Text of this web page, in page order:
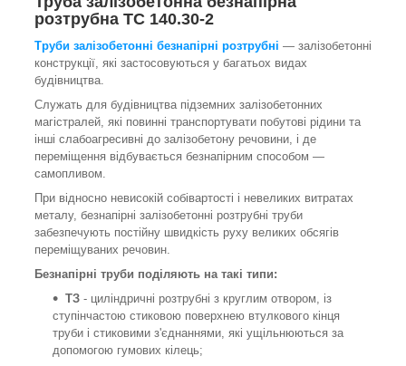
розтрубна ТС 140.30-2
Труби залізобетонні безнапірні розтрубні — залізобетонні
конструкції, які застосовуються у багатьох видах
будівництва.
Служать для будівництва підземних залізобетонних
магістралей, які повинні транспортувати побутові рідини та
інші слабоагресивні до залізобетону речовини, і де
переміщення відбувається безнапірним способом —
самопливом.
При відносно невисокій собівартості і невеликих витратах
металу, безнапірні залізобетонні розтрубні труби
забезпечують постійну швидкість руху великих обсягів
переміщуваних речовин.
Безнапірні труби поділяють на такі типи:
ТЗ - циліндричні розтрубні з круглим отвором, із
ступінчастою стиковою поверхнею втулкового кінця
труби і стиковими з'єднаннями, які ущільнюються за
допомогою гумових кілець;